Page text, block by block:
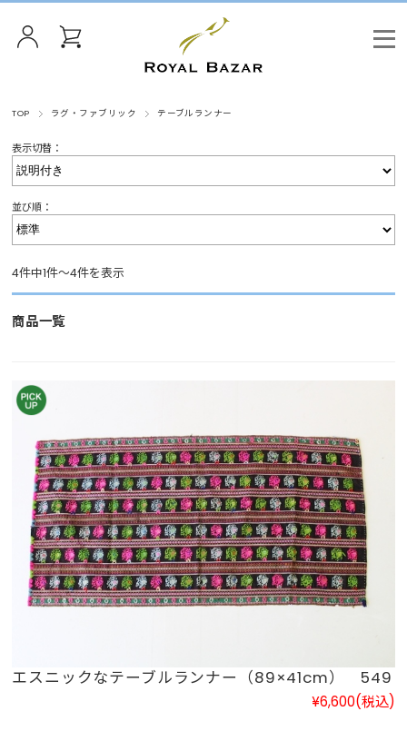
TOP ラグ・ファブリック テーブルランナー
表示切替：
並び順：
4件中1件～4件を表示
商品一覧
エスニックなテーブルランナー（89×41cm） 549
¥6,600(税込)